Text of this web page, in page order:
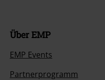
Über EMP
EMP Events
Partnerprogramm